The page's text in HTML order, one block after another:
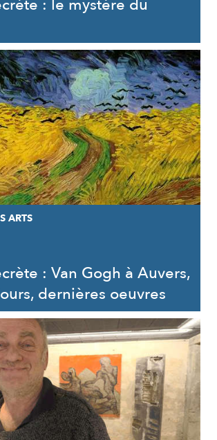
: le mystère du
ARTS
: Van Gogh à Auvers,
dernières oeuvres